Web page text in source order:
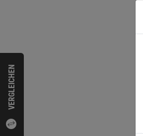
VERGLEICHEN